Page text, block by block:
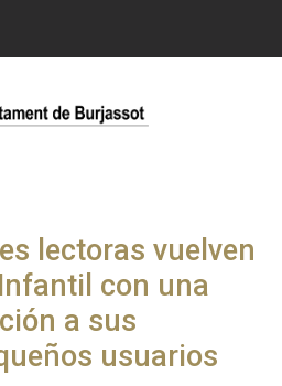
lectoras vuelven
con una
a sus
usuarios